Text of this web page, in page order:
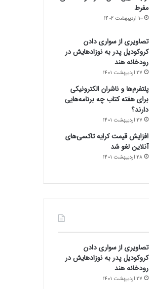
مفرط
10 اردیبهشت 1402
تصاویری از سواری دادن
کروکودیل پدر به نوزادهایش در
رودخانه هند
27 اردیبهشت 1401
پلتفرم‌ها و ناشران الکترونیکی
برای هفته کتاب چه برنامه‌هایی
دارند؟
27 اردیبهشت 1401
افزایش قیمت کرایه تاکسی‌های
آنلاین لغو شد
28 اردیبهشت 1401
تصاویری از سواری دادن
کروکودیل پدر به نوزادهایش در
رودخانه هند
27 اردیبهشت 1401